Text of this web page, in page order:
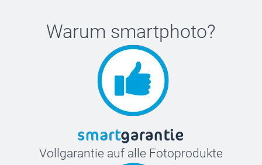
Warum smartphoto?
Vollgarantie auf alle Fotoprodukte